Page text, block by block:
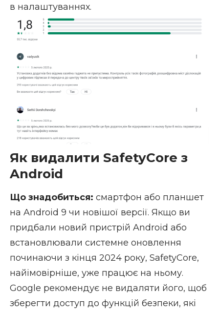
в налаштуваннях.
Як видалити SafetyCore з
Android
Що знадобиться: смартфон або планшет
на Android 9 чи новішої версії. Якщо ви
придбали новий пристрій Android або
встановлювали системне оновлення
починаючи з кінця 2024 року, SafetyCore,
найімовірніше, уже працює на ньому.
Google рекомендує не видаляти його, щоб
зберегти доступ до функцій безпеки, які